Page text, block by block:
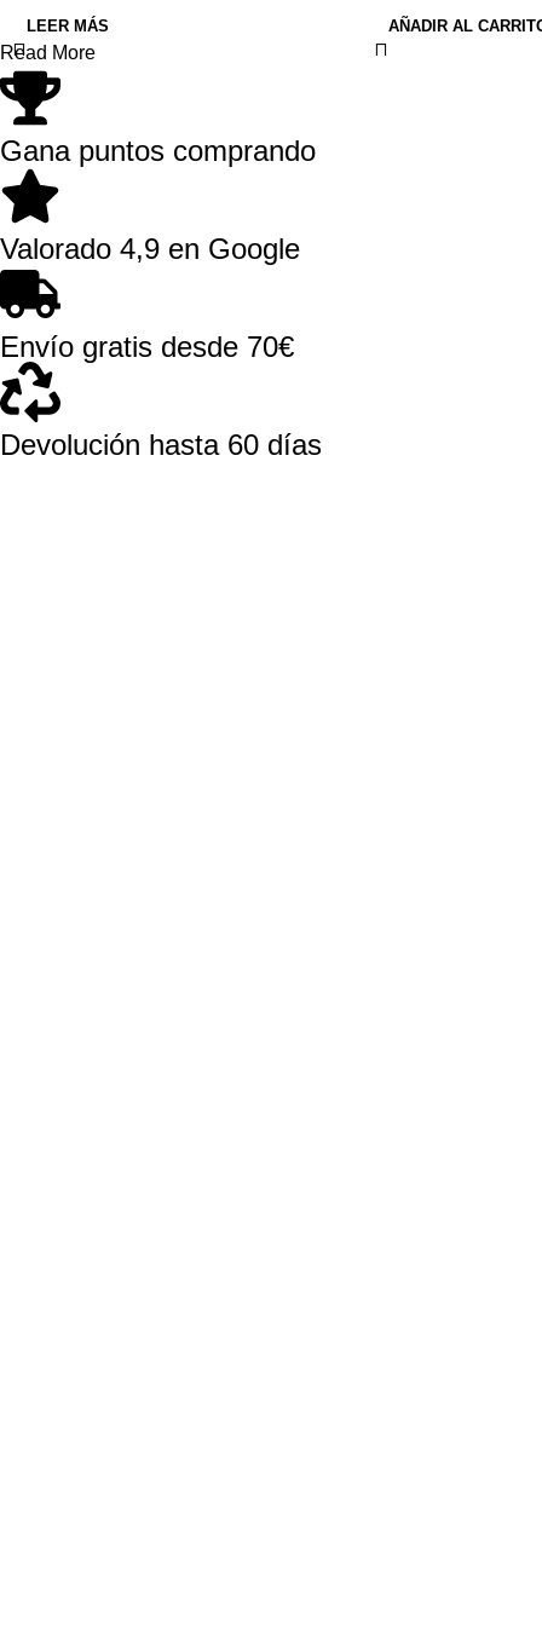
LEER MÁS AÑADIR AL
Read More
Gana puntos comprando
Valorado 4,9 en Google
Envío gratis desde 70€
Devolución hasta 60 días